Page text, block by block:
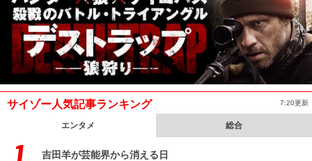
サイゾー人気記事ランキング 7:20更新
エンタメ 総合
吉田羊が芸能界から消える日